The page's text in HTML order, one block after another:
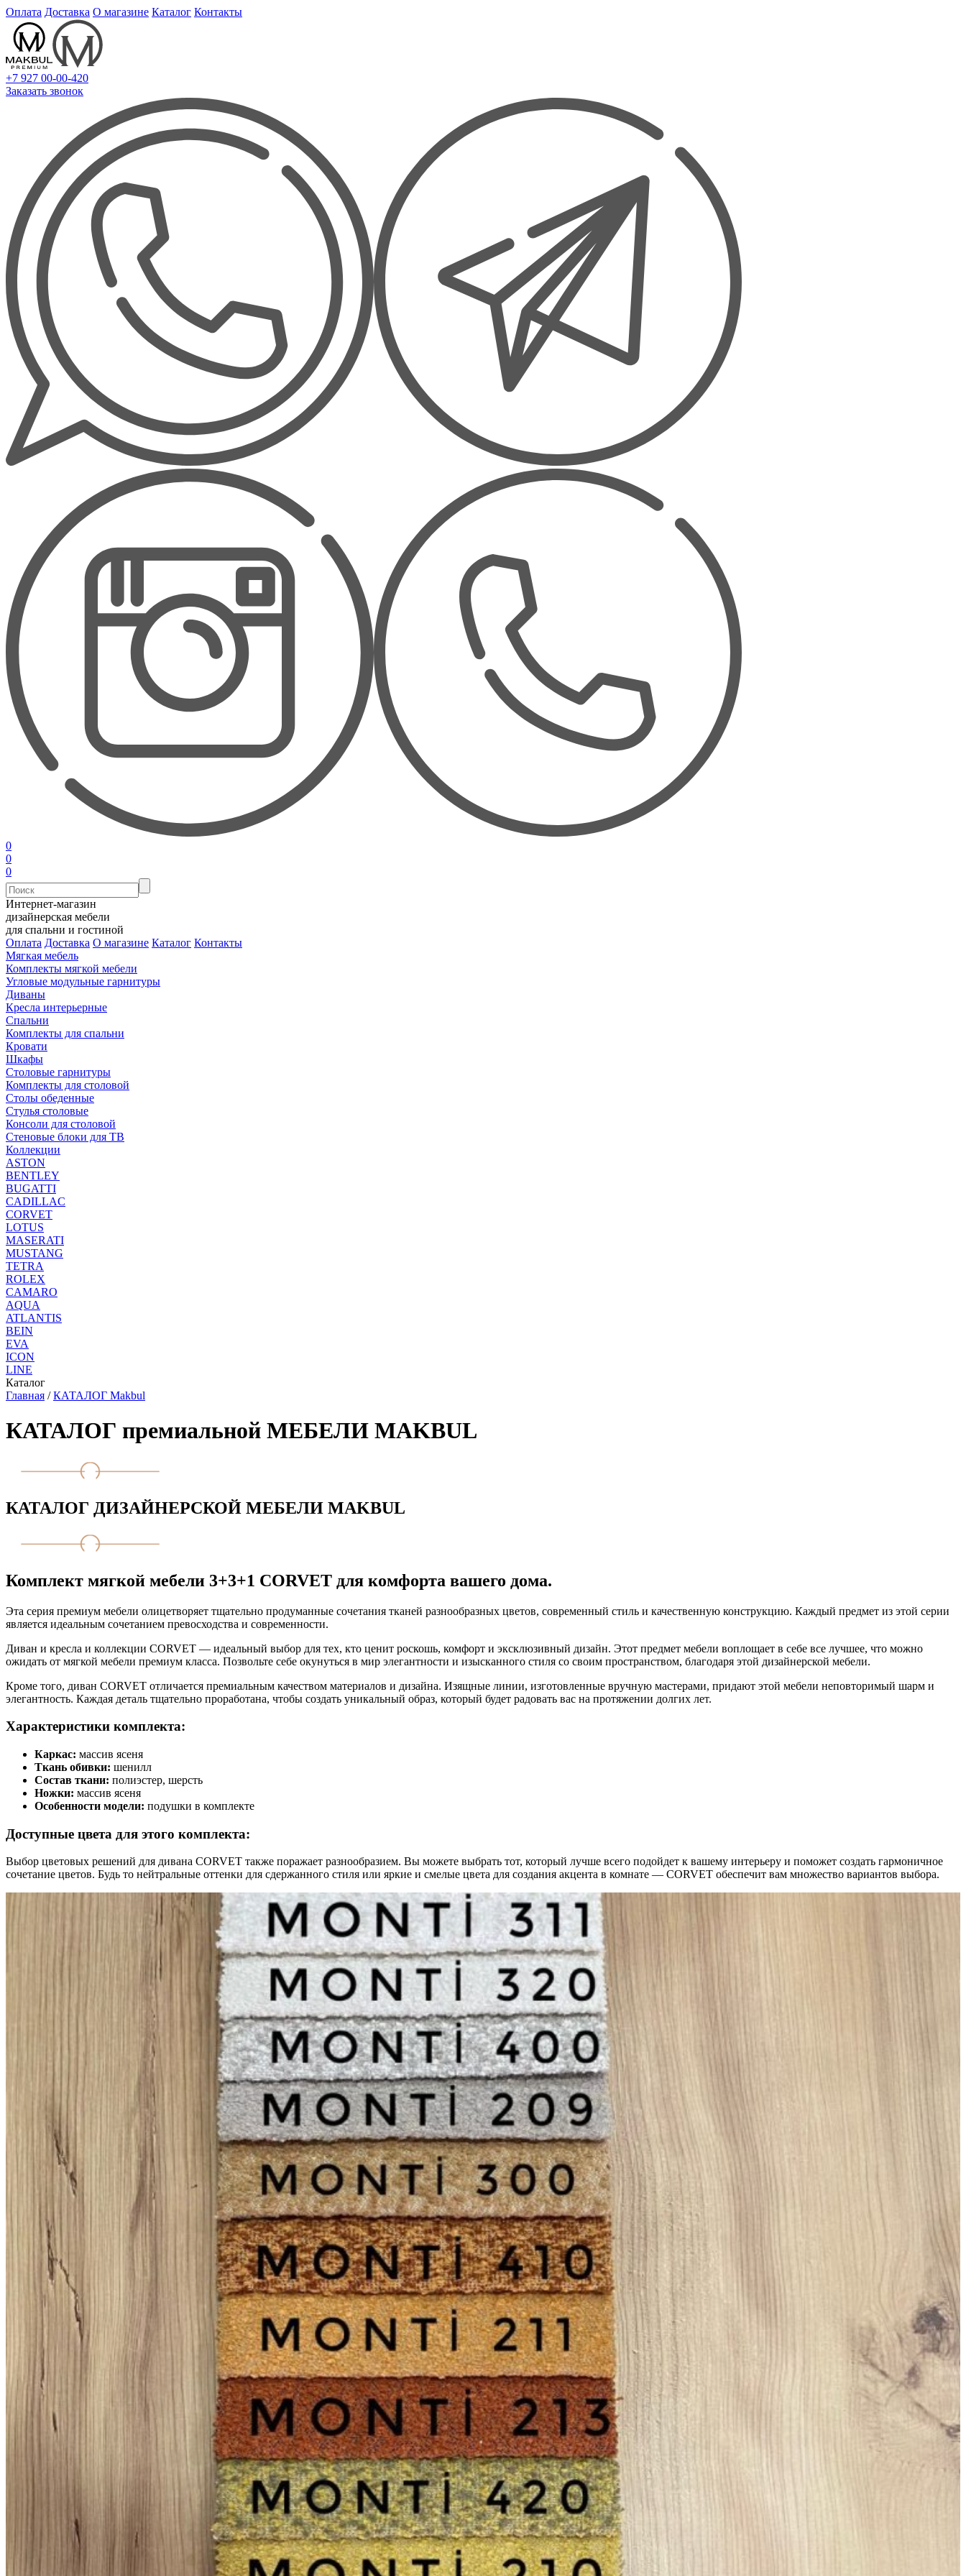
Оплата Доставка О магазине Каталог Контакты
+7 927 00-00-420
Заказать звонок
0
0
0
Интернет-магазин
дизайнерская мебели
для спальни и гостиной
Оплата Доставка О магазине Каталог Контакты
Мягкая мебель
Комплекты мягкой мебели
Угловые модульные гарнитуры
Диваны
Кресла интерьерные
Спальни
Комплекты для спальни
Кровати
Шкафы
Столовые гарнитуры
Комплекты для столовой
Столы обеденные
Стулья столовые
Консоли для столовой
Стеновые блоки для ТВ
Коллекции
ASTON
BENTLEY
BUGATTI
CADILLAC
CORVET
LOTUS
MASERATI
MUSTANG
TETRA
ROLEX
CAMARO
AQUA
ATLANTIS
BEIN
EVA
ICON
LINE
Каталог
Главная / КАТАЛОГ Makbul
КАТАЛОГ премиальной МЕБЕЛИ MAKBUL
КАТАЛОГ ДИЗАЙНЕРСКОЙ МЕБЕЛИ MAKBUL
Комплект мягкой мебели 3+3+1 CORVET для комфорта вашего дома.
Эта серия премиум мебели олицетворяет тщательно продуманные сочетания тканей разнообразных цветов, современный стиль и качественную конструкцию. Каждый предмет из этой серии
является идеальным сочетанием превосходства и современности.
Диван и кресла и коллекции CORVET — идеальный выбор для тех, кто ценит роскошь, комфорт и эксклюзивный дизайн. Этот предмет мебели воплощает в себе все лучшее, что можно
ожидать от мягкой мебели премиум класса. Позвольте себе окунуться в мир элегантности и изысканного стиля со своим пространством, благодаря этой дизайнерской мебели.
Кроме того, диван CORVET отличается премиальным качеством материалов и дизайна. Изящные линии, изготовленные вручную мастерами, придают этой мебели неповторимый шарм и
элегантность. Каждая деталь тщательно проработана, чтобы создать уникальный образ, который будет радовать вас на протяжении долгих лет.
Характеристики комплекта:
Каркас: массив ясеня
Ткань обивки: шенилл
Состав ткани: полиэстер, шерсть
Ножки: массив ясеня
Особенности модели: подушки в комплекте
Доступные цвета для этого комплекта:
Выбор цветовых решений для дивана CORVET также поражает разнообразием. Вы можете выбрать тот, который лучше всего подойдет к вашему интерьеру и поможет создать гармоничное
сочетание цветов. Будь то нейтральные оттенки для сдержанного стиля или яркие и смелые цвета для создания акцента в комнате — CORVET обеспечит вам множество вариантов выбора.